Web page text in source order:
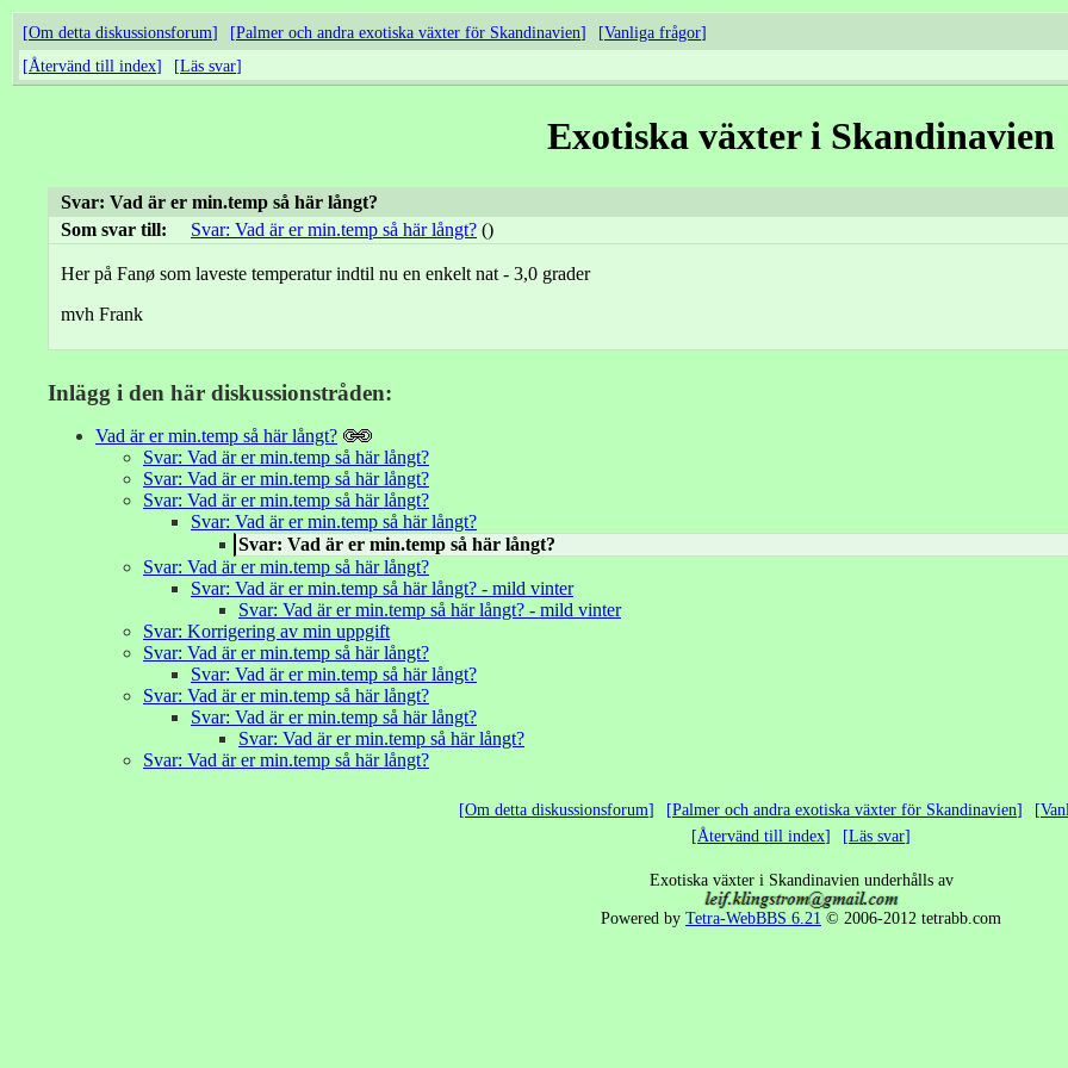
Om detta diskussionsforum Palmer och andra exotiska växter för Skandinavien
Vanliga frågor
Återvänd till index
Läs svar
Exotiska växter i Skandinavien
Svar: Vad är er min.temp så här långt?
Som svar till:
Svar: Vad är er min.temp så här långt? ()
Her på Fanø som laveste temperatur indtil nu en enkelt nat - 3,0 grader
mvh Frank
Inlägg i den här diskussionstråden:
Vad är er min.temp så här långt?
Svar: Vad är er min.temp så här långt?
Svar: Vad är er min.temp så här långt?
Svar: Vad är er min.temp så här långt?
Svar: Vad är er min.temp så här långt?
Svar: Vad är er min.temp så här långt?
Svar: Vad är er min.temp så här långt?
Svar: Vad är er min.temp så här långt? - mild vinter
Svar: Vad är er min.temp så här långt? - mild vinter
Svar: Korrigering av min uppgift
Svar: Vad är er min.temp så här långt?
Svar: Vad är er min.temp så här långt?
Svar: Vad är er min.temp så här långt?
Svar: Vad är er min.temp så här långt?
Svar: Vad är er min.temp så här långt?
Svar: Vad är er min.temp så här långt?
Om detta diskussionsforum Palmer och andra exotiska växter för Skandinavien
Återvänd till index
Läs svar
Exotiska växter i Skandinavien underhålls av
Powered by Tetra-WebBBS 6.21 © 2006-2012 tetrabb.com